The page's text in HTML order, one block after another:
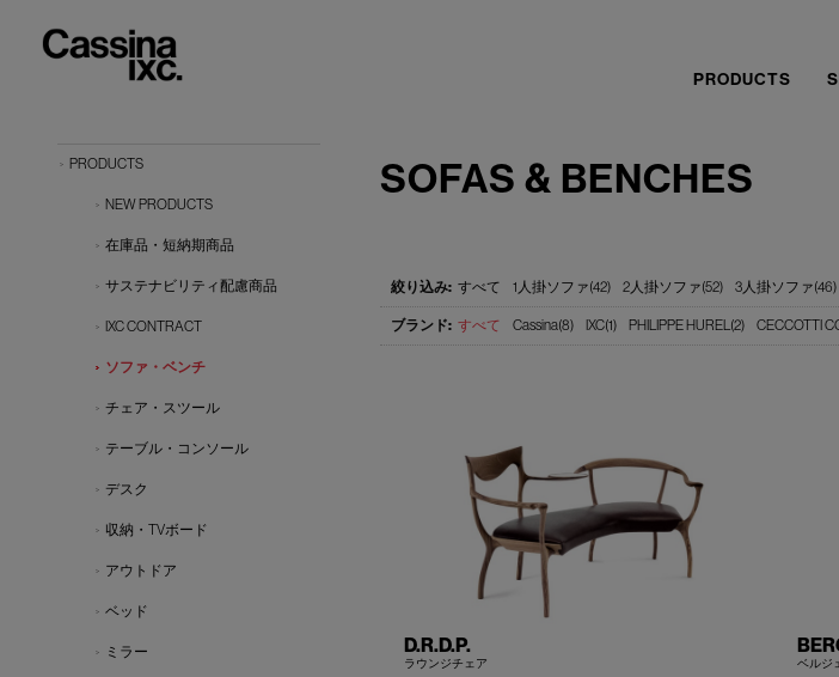
PRODUCTS
SOFAS & BENCHES
すべて 1人掛ソファ(42) 2人掛ソファ(52) 3人掛ソファ(46)
すべて Cassina(8) IXC(1) PHILIPPE HUREL(2) CECCOTTI
D.R.D.P.
ラウンジチェア
ベルジ
PRODUCTS
NEW PRODUCTS
在庫品・短納期商品
サステナビリティ配慮商品
IXC CONTRACT
ソファ・ベンチ
チェア・スツール
テーブル・コンソール
デスク
収納・TVボード
アウトドア
ベッド
ミラー